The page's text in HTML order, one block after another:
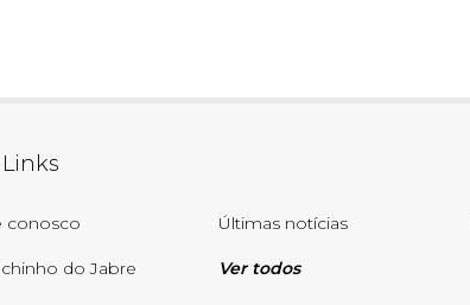
Links
conosco Últimas notícias
do Jabre Ver todos